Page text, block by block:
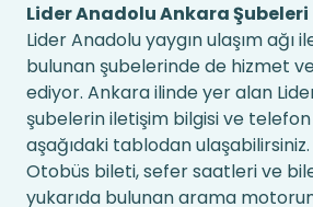
Lider Anadolu Ankara Şubeleri
Lider Anadolu yaygın ulaşım ağı
bulunan şubelerinde de hizmet
ediyor. Ankara ilinde yer alan
şubelerin iletişim bilgisi ve
aşağıdaki tablodan
Otobüs bileti, sefer saatleri ve
yukarıda bulunan arama